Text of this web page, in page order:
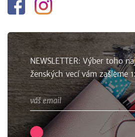
Facebook
NEWSLETTER: Výber toho
ženských vecí vám zašleme